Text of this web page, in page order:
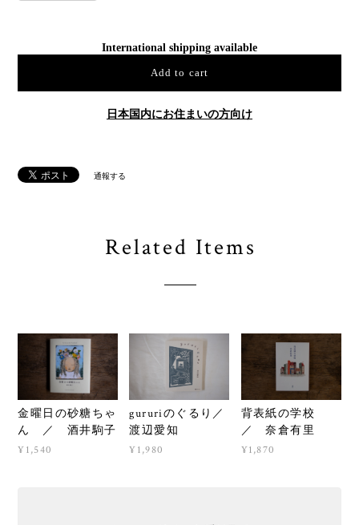
International shipping available
Add to cart
日本国内にお住まいの方向け
通報する
Related Items
金曜日の砂糖ちゃ
ん ／ 酒井駒子
¥1,540
gururiのぐるり／
渡辺愛知
¥1,980
背表紙の学校
／ 奈倉有里
¥1,870